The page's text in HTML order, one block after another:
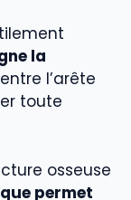
la
l’arête
toute
osseuse
permet